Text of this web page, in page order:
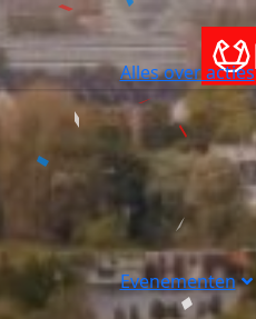
Alles over acties
Evenementen